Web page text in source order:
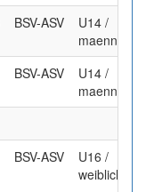
BSV-ASV
U14 /
maennlich
BSV-ASV
U14 /
maennlich
BSV-ASV
U16 /
weiblich